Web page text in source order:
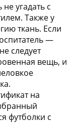
угадать с
Также у
ткань. Если
—
следует
вещь, и
на
футболки с